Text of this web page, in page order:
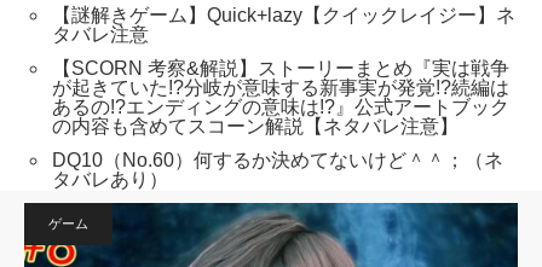
【謎解きゲーム】Quick+lazy【クイックレイジー】ネ
タバレ注意
【SCORN 考察&解説】ストーリーまとめ『実は戦争
が起きていた!?分岐が意味する新事実が発覚!?続編は
あるの!?エンディングの意味は!?』公式アートブック
の内容も含めてスコーン解説【ネタバレ注意】
DQ10（No.60）何するか決めてないけど＾＾；（ネ
タバレあり）
ゲーム